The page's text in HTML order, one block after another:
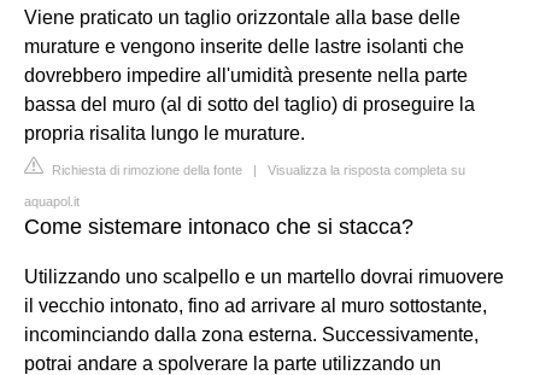
Viene praticato un taglio orizzontale alla base delle
murature e vengono inserite delle lastre isolanti che
dovrebbero impedire all'umidità presente nella parte
bassa del muro (al di sotto del taglio) di proseguire la
propria risalita lungo le murature.
Richiesta di rimozione della fonte | Visualizza la risposta completa su
aquapol.it
Come sistemare intonaco che si stacca?
Utilizzando uno scalpello e un martello dovrai rimuovere
il vecchio intonato, fino ad arrivare al muro sottostante,
incominciando dalla zona esterna. Successivamente,
potrai andare a spolverare la parte utilizzando un